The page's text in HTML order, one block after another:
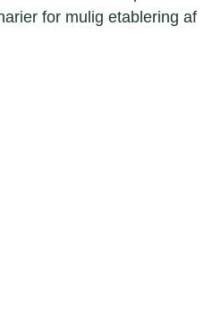
for mulig etablering af